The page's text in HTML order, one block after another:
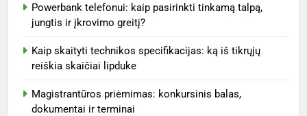
Powerbank telefonui: kaip pasirinkti tinkamą talpą,
jungtis ir įkrovimo greitį?
Kaip skaityti technikos specifikacijas: ką iš tikrųjų
reiškia skaičiai lipduke
Magistrantūros priėmimas: konkursinis balas,
dokumentai ir terminai